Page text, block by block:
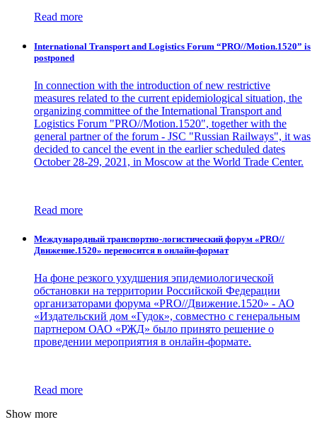
Read more
International Transport and Logistics Forum “PRO//Motion.1520” is
postponed
In connection with the introduction of new restrictive
measures related to the current epidemiological situation, the
organizing committee of the International Transport and
Logistics Forum "PRO//Motion.1520", together with the
general partner of the forum - JSC "Russian Railways", it was
decided to cancel the event in the earlier scheduled dates
October 28-29, 2021, in Moscow at the World Trade Center.
Read more
Международный транспортно-логистический форум «PRO//
Движение.1520» переносится в онлайн-формат
На фоне резкого ухудшения эпидемиологической
обстановки на территории Российской Федерации
организаторами форума «PRO//Движение.1520» - АО
«Издательский дом «Гудок», совместно с генеральным
партнером ОАО «РЖД» было принято решение о
проведении мероприятия в онлайн-формате.
Read more
Show more